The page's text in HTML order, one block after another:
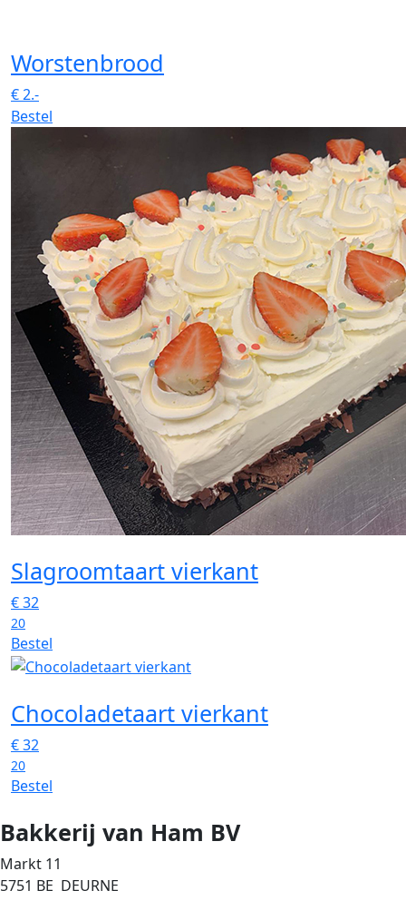
Worstenbrood
€2.-
Bestel
Slagroomtaart vierkant
€32
20
Bestel
Chocoladetaart vierkant
€32
20
Bestel
Bakkerij van Ham BV
Markt 11
5751 BE DEURNE